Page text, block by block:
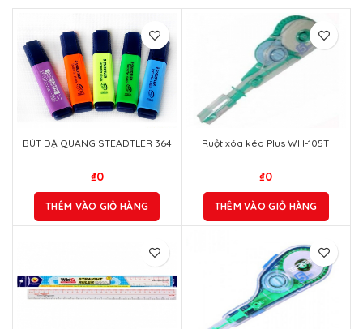
BÚT DẠ QUANG STEADTLER 364
₫0
THÊM VÀO GIỎ HÀNG
Ruột xóa kéo Plus WH-105T
₫0
THÊM VÀO GIỎ HÀNG